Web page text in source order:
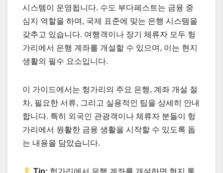
시스템이 운영됩니다. 수도 부다페스트는 금융 중
심지 역할을 하며, 국제 표준에 맞는 은행 시스템을
갖추고 있습니다. 여행객이나 장기 체류자 모두 헝
가리에서 은행 계좌를 개설할 수 있으며, 이는 현지
생활의 필수 요소입니다.
이 가이드에서는 헝가리의 주요 은행, 계좌 개설 절
차, 필요한 서류, 그리고 실용적인 팁을 상세히 안내
합니다. 특히 외국인 관광객이나 체류자 분들이 헝
가리에서 원활한 금융 생활을 시작할 수 있도록 돕
는 내용을 담았습니다.
Tip: 헝가리에서 은행 계좌를 개설하면 현지 통